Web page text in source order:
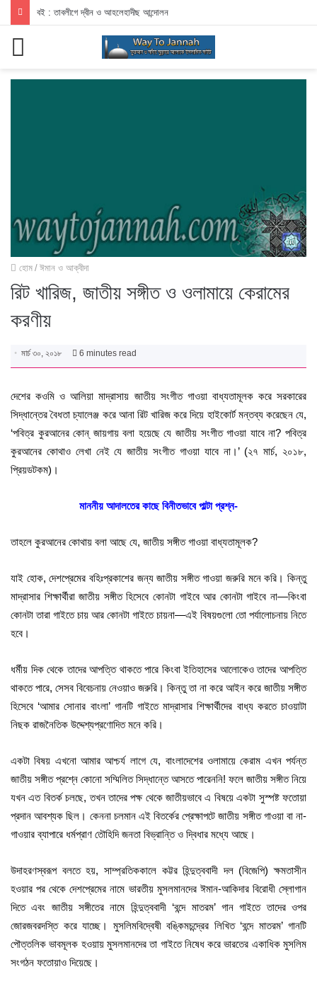
বই : তাবলীগে দ্বীন ও আহলেহাদীছ আন্দোলন
হোম / ঈমান ও আক্বীদা
রিট খারিজ, জাতীয় সঙ্গীত ও ওলামায়ে কেরামের
করণীয়
মার্চ ৩০, ২০১৮ 6 minutes read
দেশের কওমি ও আলিয়া মাদ্রাসায় জাতীয় সংগীত গাওয়া বাধ্যতামূলক করে সরকারের
সিদ্ধান্তের বৈধতা চ্যালেঞ্জ করে আনা রিট খারিজ করে দিয়ে হাইকোর্ট মন্তব্য করেছেন যে,
‘পবিত্র কুরআনের কোন্ জায়গায় বলা হয়েছে যে জাতীয় সংগীত গাওয়া যাবে না? পবিত্র
কুরআনের কোথাও লেখা নেই যে জাতীয় সংগীত গাওয়া যাবে না।’ (২৭ মার্চ, ২০১৮,
প্রিয়ডটকম)।
মাননীয় আদালতের কাছে বিনীতভাবে পাল্টা প্রশ্ন-
তাহলে কুরআনের কোথায় বলা আছে যে, জাতীয় সঙ্গীত গাওয়া বাধ্যতামূলক?
যাই হোক, দেশপ্রেমের বহিঃপ্রকাশের জন্য জাতীয় সঙ্গীত গাওয়া জরুরি মনে করি। কিন্তু
মাদ্রাসার শিক্ষার্থীরা জাতীয় সঙ্গীত হিসেবে কোনটা গাইবে আর কোনটা গাইবে না—কিংবা
কোনটা তারা গাইতে চায় আর কোনটা গাইতে চায়না—এই বিষয়গুলো তো পর্যালোচনায় নিতে
হবে।
ধর্মীয় দিক থেকে তাদের আপত্তি থাকতে পারে কিংবা ইতিহাসের আলোকেও তাদের আপত্তি
থাকতে পারে, সেসব বিবেচনায় নেওয়াও জরুরি। কিন্তু তা না করে আইন করে জাতীয় সঙ্গীত
হিসেবে ‘আমার সোনার বাংলা’ গানটি গাইতে মাদ্রাসার শিক্ষার্থীদের বাধ্য করতে চাওয়াটা
নিছক রাজনৈতিক উদ্দেশ্যপ্রণোদিত মনে করি।
একটা বিষয় এখনো আমার আশ্চর্য লাগে যে, বাংলাদেশের ওলামায়ে কেরাম এখন পর্যন্ত
জাতীয় সঙ্গীত প্রশ্নে কোনো সম্মিলিত সিদ্ধান্তে আসতে পারেননি! ফলে জাতীয় সঙ্গীত নিয়ে
যখন এত বিতর্ক চলছে, তখন তাদের পক্ষ থেকে জাতীয়ভাবে এ বিষয়ে একটা সুস্পষ্ট ফতোয়া
প্রদান আবশ্যক ছিল। কেননা চলমান এই বিতর্কের প্রেক্ষাপটে জাতীয় সঙ্গীত গাওয়া বা না-
গাওয়ার ব্যাপারে ধর্মপ্রাণ তৌহিদি জনতা বিভ্রান্তি ও দ্বিধার মধ্যে আছে।
উদাহরণস্বরূপ বলতে হয়, সাম্প্রতিককালে কট্টর হিন্দুত্ববাদী দল (বিজেপি) ক্ষমতাসীন
হওয়ার পর থেকে দেশপ্রেমের নামে ভারতীয় মুসলমানদের ঈমান-আকিদার বিরোধী স্লোগান
দিতে এবং জাতীয় সঙ্গীতের নামে হিন্দুত্ববাদী ‘বন্দে মাতরম’ গান গাইতে তাদের ওপর
জোরজবরদস্তি করে যাচ্ছে। মুসলিমবিদ্বেষী বঙ্কিমচন্দ্রের লিখিত ‘বন্দে মাতরম’ গানটি
পৌত্তলিক ভাবমূলক হওয়ায় মুসলমানদের তা গাইতে নিষেধ করে ভারতের একাধিক মুসলিম
সংগঠন ফতোয়াও দিয়েছে।